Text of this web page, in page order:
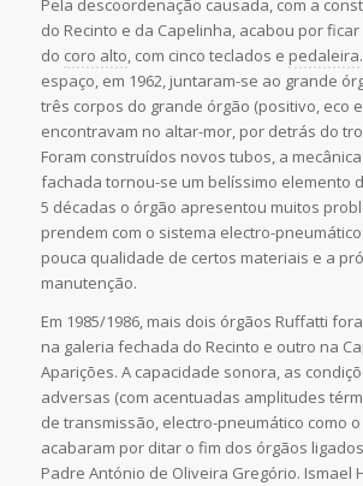
Pela descoordenação causada, com a
do Recinto e da Capelinha, acabou por
do coro alto, com cinco teclados e pedaleira
espaço, em 1962, juntaram-se ao grande
três corpos do grande órgão (positivo, eco
encontravam no altar-mor, por detrás do
Foram construídos novos tubos, a
fachada tornou-se um belíssimo elemento
5 décadas o órgão apresentou muitos
prendem com o sistema electro-
pouca qualidade de certos materiais e a
manutenção.
Em 1985/1986, mais dois órgãos Ruffatti
na galeria fechada do Recinto e outro na
Aparições. A capacidade sonora, as
adversas (com acentuadas amplitudes
de transmissão, electro-pneumático como
acabaram por ditar o fim dos órgãos
Padre António de Oliveira Gregório. Ismael